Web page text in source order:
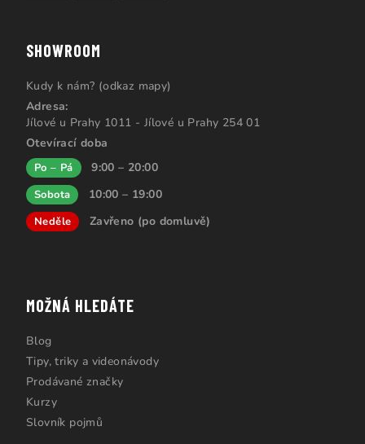
SHOWROOM
Kudy k nám? (odkaz mapy)
Adresa:
Jílové u Prahy 1011 - Jílové u Prahy 254 01
Otevírací doba
Po – Pá 9:00 – 20:00
Sobota 10:00 – 19:00
Neděle Zavřeno (po domluvě)
MOŽNÁ HLEDÁTE
Blog
Tipy, triky a videonávody
Prodávané značky
Kurzy
Slovník pojmů